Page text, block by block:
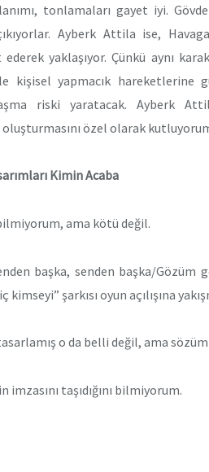
tonlamaları gayet iyi.
Ayberk Attila ise,
yaklaşıyor. Çünkü aynı
kişisel yapmacık hareketlerine
riski yaratacak. Ayberk
özel olarak
Kimin Acaba
ama kötü değil.
başka, senden başka/
şarkısı oyun açılışına
o da belli değil, ama
imzasını taşıdığını bilmiyorum.